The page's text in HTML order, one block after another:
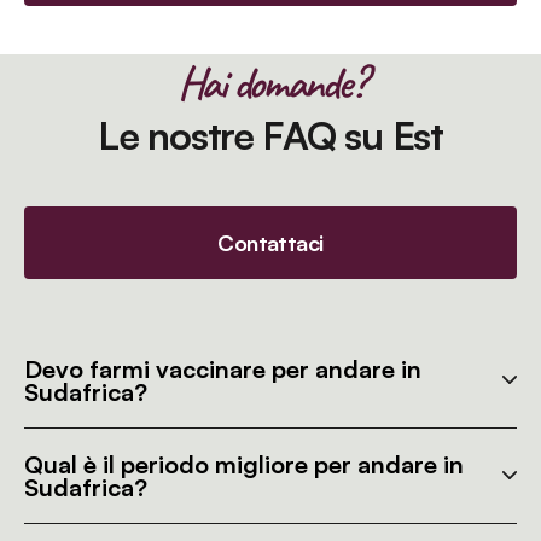
Hai domande?
Le nostre FAQ su Est
Contattaci
Devo farmi vaccinare per andare in
Sudafrica?
Qual è il periodo migliore per andare in
Sudafrica?